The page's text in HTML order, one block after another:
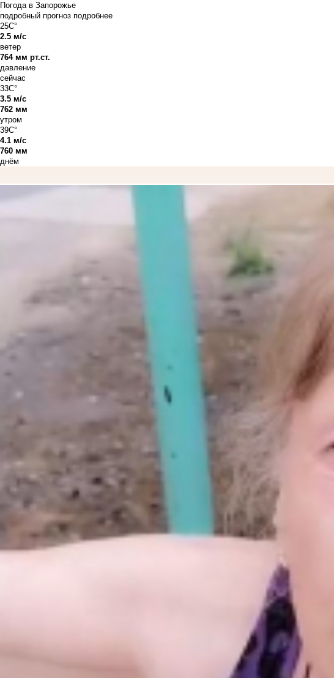
Погода в Запорожье
подробный прогноз подробнее
25C°
2.5 м/с
ветер
764 мм рт.ст.
давление
сейчас
33C°
3.5 м/с
762 мм
утром
39C°
4.1 м/с
760 мм
днём